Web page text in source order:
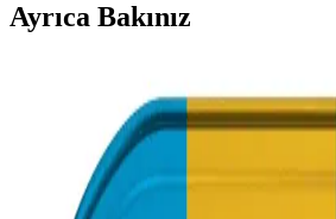
Ayrıca Bakınız
Fırında Küp Doğranmış Patates
Sardalya ile Pratik ve Besleyici
Fırında küp doğranmış patatesler pastırma
çıtır pişirilir. Konserve sardalya ile dengeli
zengin bir öğün oluşturur. Pratik ve